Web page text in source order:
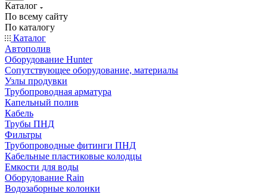
Каталог
По всему сайту
По каталогу
Каталог
Автополив
Оборудование Hunter
Сопутствующее оборудование, материалы
Узлы продувки
Трубопроводная арматура
Капельный полив
Кабель
Трубы ПНД
Фильтры
Трубопроводные фитинги ПНД
Кабельные пластиковые колодцы
Емкости для воды
Оборудование Rain
Водозаборные колонки